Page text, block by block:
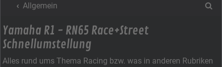
Allgemein
Yamaha R1 - RN65 Race+Street
Schnellumstellung
Alles rund ums Thema Racing bzw. was in anderen Rubriken